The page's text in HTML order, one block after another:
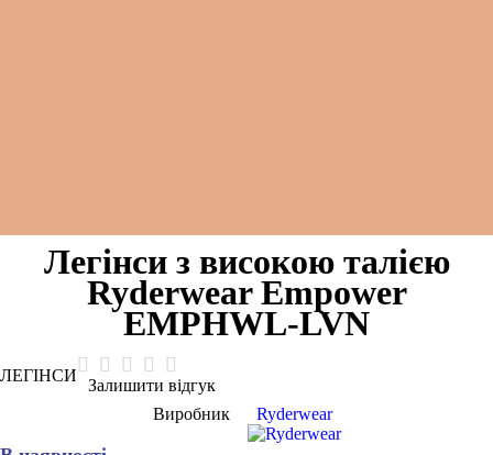
Легінси з високою талією
Ryderwear Empower
EMPHWL-LVN
ЛЕГІНСИ
Залишити відгук
Виробник
Ryderwear